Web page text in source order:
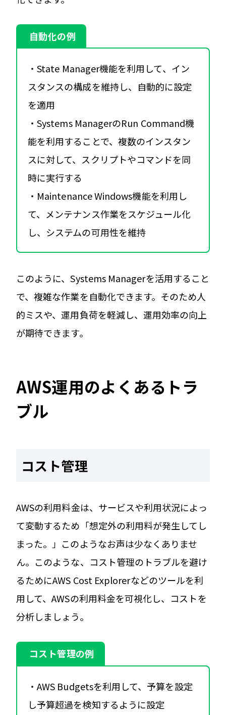
自動化の例
・State Manager機能を利用して、イン
スタンスの構成を維持し、自動的に設定
を適用
・Systems ManagerのRun Command機
能を利用することで、複数のインスタン
スに対して、スクリプトやコマンドを同
時に実行する
・Maintenance Windows機能を利用し
て、メンテナンス作業をスケジュール化
し、システムの可用性を維持
このように、Systems Managerを活用すること
で、複雑な作業を自動化できます。そのため人
的ミスや、運用負荷を軽減し、運用効率の向上
が期待できます。
AWS運用のよくあるトラ
ブル
コスト管理
AWSの利用料金は、サービスや利用状況によっ
て変動するため「想定外の利用料が発生してし
まった。」このようなお声は少なくありませ
ん。このような、コスト管理のトラブルを避け
るためにAWS Cost Explorerなどのツールを利
用して、AWSの利用料金を可視化し、コストを
分析しましょう。
コスト管理の例
・AWS Budgetsを利用して、予算を設定
し予算超過を検知するように設定